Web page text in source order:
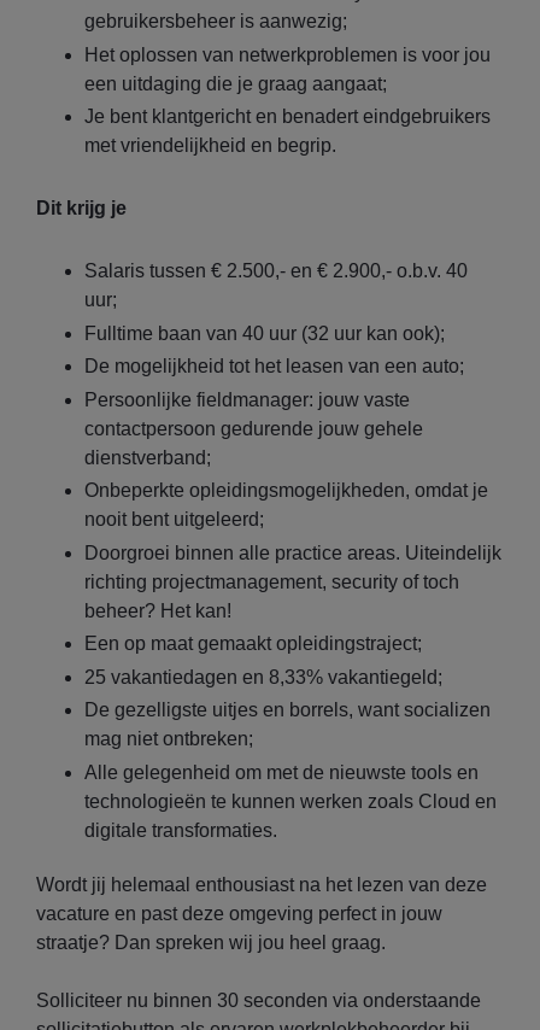
gebruikersbeheer is aanwezig;
Het oplossen van netwerkproblemen is voor jou
een uitdaging die je graag aangaat;
Je bent klantgericht en benadert eindgebruikers
met vriendelijkheid en begrip.
Dit krijg je
Salaris tussen € 2.500,- en € 2.900,- o.b.v. 40
uur;
Fulltime baan van 40 uur (32 uur kan ook);
De mogelijkheid tot het leasen van een auto;
Persoonlijke fieldmanager: jouw vaste
contactpersoon gedurende jouw gehele
dienstverband;
Onbeperkte opleidingsmogelijkheden, omdat je
nooit bent uitgeleerd;
Doorgroei binnen alle practice areas. Uiteindelijk
richting projectmanagement, security of toch
beheer? Het kan!
Een op maat gemaakt opleidingstraject;
25 vakantiedagen en 8,33% vakantiegeld;
De gezelligste uitjes en borrels, want socializen
mag niet ontbreken;
Alle gelegenheid om met de nieuwste tools en
technologieën te kunnen werken zoals Cloud en
digitale transformaties.
Wordt jij helemaal enthousiast na het lezen van deze
vacature en past deze omgeving perfect in jouw
straatje? Dan spreken wij jou heel graag.
Solliciteer nu binnen 30 seconden via onderstaande